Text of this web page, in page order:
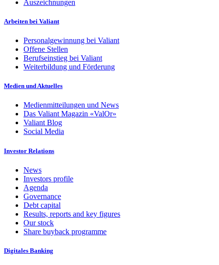
Auszeichnungen
Arbeiten bei Valiant
Personalgewinnung bei Valiant
Offene Stellen
Berufseinstieg bei Valiant
Weiterbildung und Förderung
Medien und Aktuelles
Medienmitteilungen und News
Das Valiant Magazin «ValOr»
Valiant Blog
Social Media
Investor Relations
News
Investors profile
Agenda
Governance
Debt capital
Results, reports and key figures
Our stock
Share buyback programme
Digitales Banking